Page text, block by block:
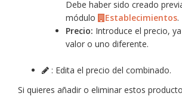
Debe haber sido creado
módulo
Establecimientos.
Precio: Introduce el precio,
valor o uno diferente.
: Edita el precio del combinado.
Si quieres añadir o eliminar estos